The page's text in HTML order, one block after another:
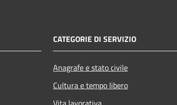
CATEGORIE DI SERVIZIO
Anagrafe e stato civile
Cultura e tempo libero